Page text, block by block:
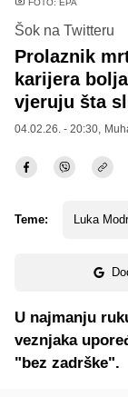
Šok na Twitteru
Prolaznik
karijera
vjeruju šta
04.02.26. - 20:30,
Teme: Luka
U najmanju
veznjaka
"bez zadrške".